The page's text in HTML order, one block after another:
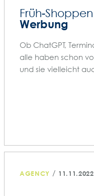
Früh-
Werbung
Ob ChatGPT,
alle haben schon
und sie vielleicht
AGENCY / 11.11.2022